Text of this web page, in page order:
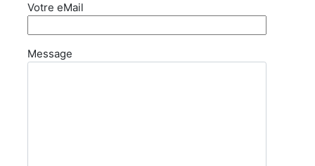
Votre eMail
Message